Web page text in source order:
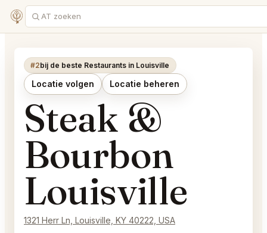
#2bij de beste Restaurants in Louisville
Locatie volgen Locatie beheren
Steak &
Bourbon
Louisville
1321 Herr Ln, Louisville, KY 40222, USA